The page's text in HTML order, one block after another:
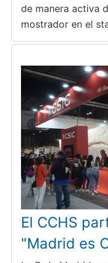
de manera activa
mostrador en el
El CCHS
"Madrid es